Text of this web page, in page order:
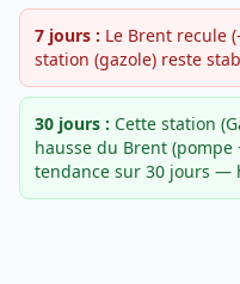
7 jours : Le Brent recule
station (gazole) reste
30 jours : Cette station
hausse du Brent (pompe
tendance sur 30 jours —